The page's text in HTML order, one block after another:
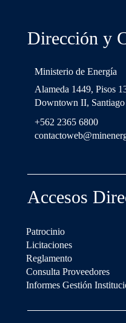
Dirección y
Ministerio de Energía
Alameda 1449, Pisos
Downtown II,
+562 2365 6800
Accesos
Patrocinio
Licitaciones
Reglamento
Consulta Proveedores
Informes Gestión